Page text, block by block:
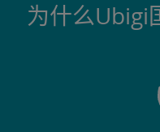
为什么Ubigi